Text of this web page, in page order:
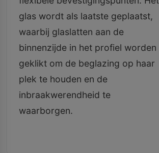
glas wordt als laatste geplaatst,
waarbij glaslatten aan de
binnenzijde in het profiel worden
geklikt om de beglazing op haar
plek te houden en de
inbraakwerendheid te
waarborgen.